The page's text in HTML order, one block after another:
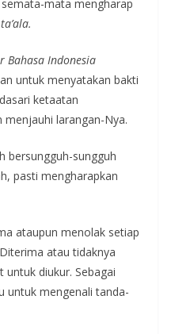
mata mengharap
Bahasa Indonesia
untuk menyatakan bakti
ketaatan
larangan-Nya.
bersungguh-sungguh
pasti mengharapkan
ataupun menolak setiap
atau tidaknya
untuk diukur. Sebagai
untuk mengenali tanda-